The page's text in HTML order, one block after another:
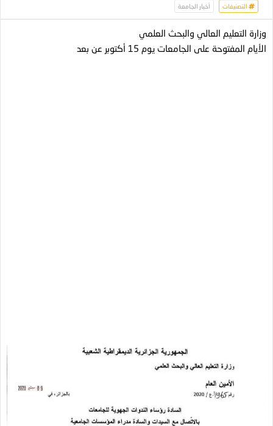
التصنيفات أخبار الجامعة
وزارة التعليم العالي والبحث العلمي
الأيام المفتوحة على الجامعات يوم 15 أكتوبر عن بعد